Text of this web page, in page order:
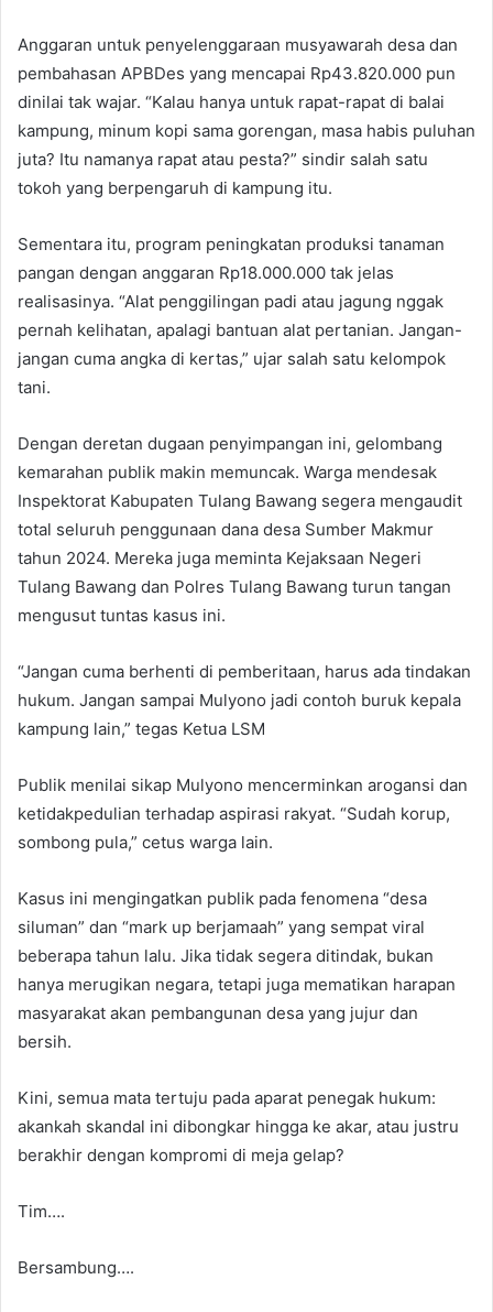
Anggaran untuk penyelenggaraan musyawarah desa dan
pembahasan APBDes yang mencapai Rp43.820.000 pun
dinilai tak wajar. “Kalau hanya untuk rapat-rapat di balai
kampung, minum kopi sama gorengan, masa habis puluhan
juta? Itu namanya rapat atau pesta?” sindir salah satu
tokoh yang berpengaruh di kampung itu.
Sementara itu, program peningkatan produksi tanaman
pangan dengan anggaran Rp18.000.000 tak jelas
realisasinya. “Alat penggilingan padi atau jagung nggak
pernah kelihatan, apalagi bantuan alat pertanian. Jangan-
jangan cuma angka di kertas,” ujar salah satu kelompok
tani.
Dengan deretan dugaan penyimpangan ini, gelombang
kemarahan publik makin memuncak. Warga mendesak
Inspektorat Kabupaten Tulang Bawang segera mengaudit
total seluruh penggunaan dana desa Sumber Makmur
tahun 2024. Mereka juga meminta Kejaksaan Negeri
Tulang Bawang dan Polres Tulang Bawang turun tangan
mengusut tuntas kasus ini.
“Jangan cuma berhenti di pemberitaan, harus ada tindakan
hukum. Jangan sampai Mulyono jadi contoh buruk kepala
kampung lain,” tegas Ketua LSM
Publik menilai sikap Mulyono mencerminkan arogansi dan
ketidakpedulian terhadap aspirasi rakyat. “Sudah korup,
sombong pula,” cetus warga lain.
Kasus ini mengingatkan publik pada fenomena “desa
siluman” dan “mark up berjamaah” yang sempat viral
beberapa tahun lalu. Jika tidak segera ditindak, bukan
hanya merugikan negara, tetapi juga mematikan harapan
masyarakat akan pembangunan desa yang jujur dan
bersih.
Kini, semua mata tertuju pada aparat penegak hukum:
akankah skandal ini dibongkar hingga ke akar, atau justru
berakhir dengan kompromi di meja gelap?
Tim….
Bersambung….